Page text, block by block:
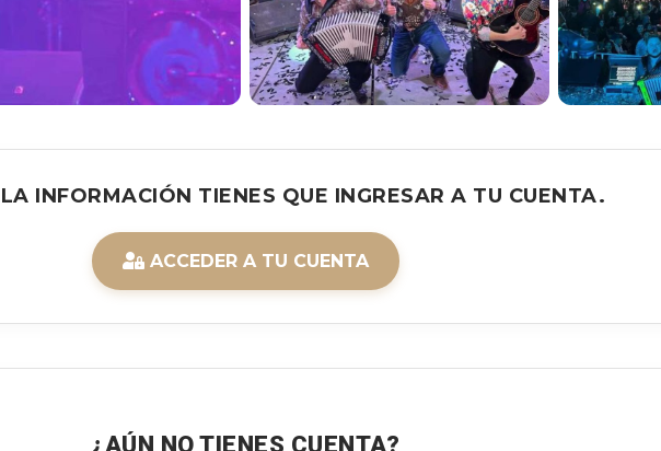
INFORMACIÓN TIENES QUE INGRESAR A TU CUENTA.
ACCEDER A TU CUENTA
¿AÚN NO TIENES CUENTA?